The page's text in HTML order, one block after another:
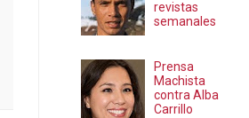
revistas
semanales
Prensa
Machista
contra Alba
Carrillo